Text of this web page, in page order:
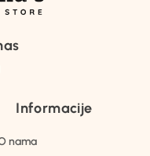
Informacije
nama